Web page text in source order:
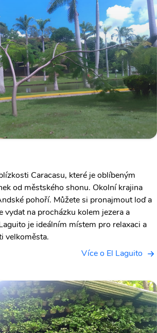
Caracasu, které je oblíbeným
od městského shonu. Okolní krajina
pohoří. Můžete si pronajmout loď a
vydat na procházku kolem jezera a
je ideálním místem pro relaxaci a
velkoměsta.
Více o El Laguito